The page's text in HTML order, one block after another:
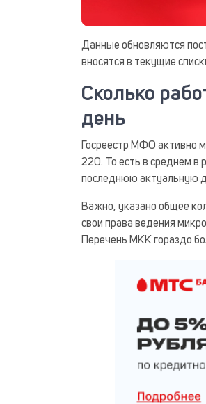
Данные обновляются
вносятся в текущие
Сколько
день
Госреестр МФО активно
220. То есть в среднем в
последнюю актуальную
Важно, указано общее
свои права ведения
Перечень МКК гораздо